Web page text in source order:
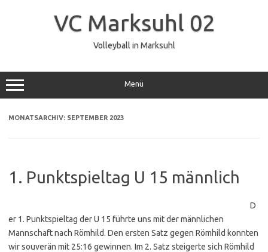
VC Marksuhl 02
Volleyball in Marksuhl
Menü
MONATSARCHIV: SEPTEMBER 2023
1. Punktspieltag U 15 männlich
D
er 1. Punktspieltag der U 15 führte uns mit der männlichen
Mannschaft nach Römhild. Den ersten Satz gegen Römhild konnten
wir souverän mit 25:16 gewinnen. Im 2. Satz steigerte sich Römhild